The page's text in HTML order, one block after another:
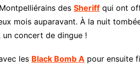
des Sheriff qui ont
mois auparavant. À la nuit
concert de dingue !
les Black Bomb A pour ensuite